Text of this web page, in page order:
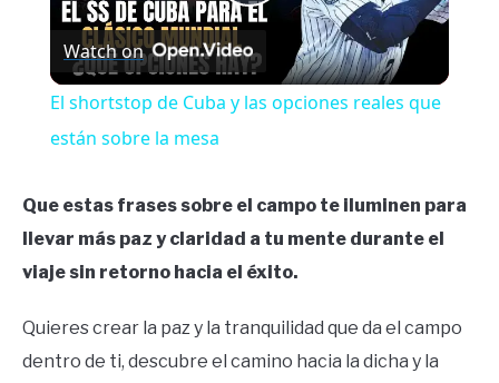
Video
Watch on
El shortstop de Cuba y las opciones reales que
están sobre la mesa
Que estas frases sobre el campo te iluminen para
llevar más paz y claridad a tu mente durante el
viaje sin retorno hacia el éxito.
Quieres crear la paz y la tranquilidad que da el campo
dentro de ti, descubre el camino hacia la dicha y la